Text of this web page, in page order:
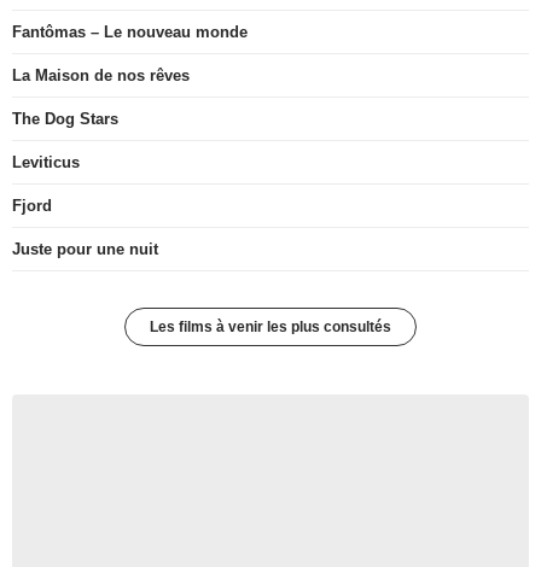
Fantômas – Le nouveau monde
La Maison de nos rêves
The Dog Stars
Leviticus
Fjord
Juste pour une nuit
Les films à venir les plus consultés